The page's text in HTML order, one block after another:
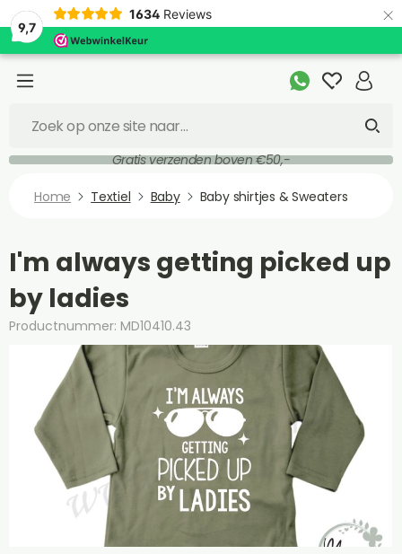
9,7
1634 Reviews ×
Gratis verzenden boven €50,-
Home Textiel Baby Baby shirtjes & Sweaters
I'm always getting picked up
by ladies
Productnummer: MD10410.43